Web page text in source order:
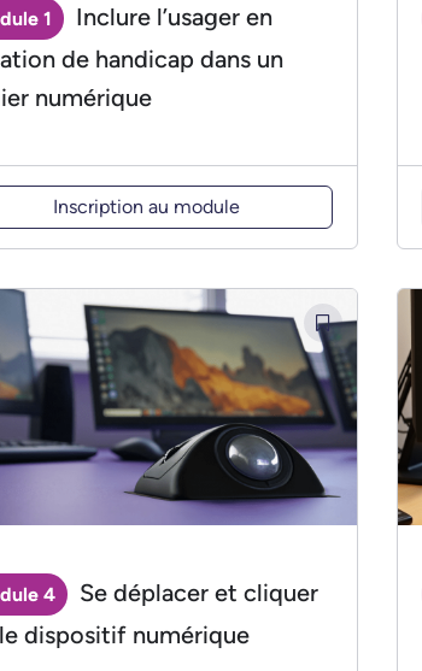
1
Inclure l’usager en
de handicap dans un
numérique
Inscription au module
4
Se déplacer et cliquer
dispositif numérique